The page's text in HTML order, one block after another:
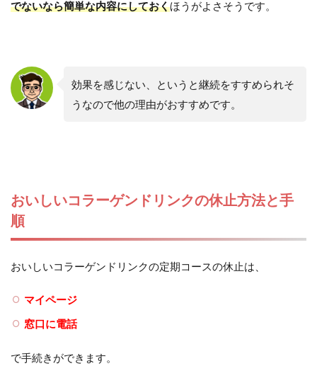
でないなら簡単な内容にしておくほうがよさそうです。
効果を感じない、というと継続をすすめられそ
うなので他の理由がおすすめです。
おいしいコラーゲンドリンクの休止方法と手
順
おいしいコラーゲンドリンクの定期コースの休止は、
マイページ
窓口に電話
で手続きができます。